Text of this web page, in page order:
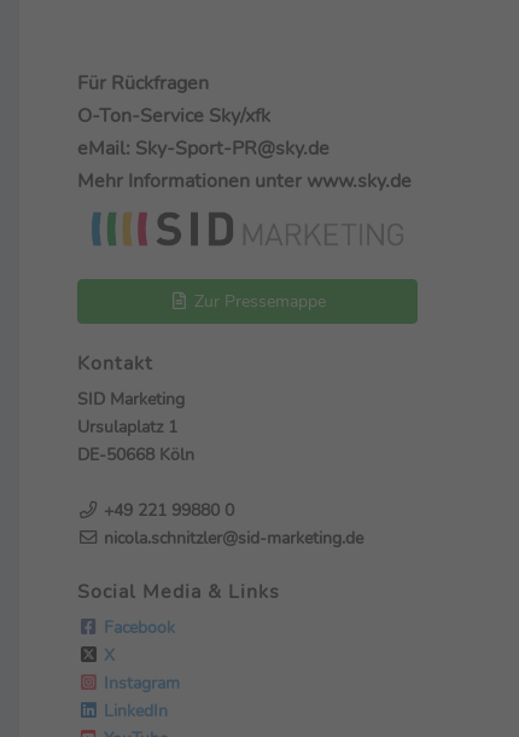
Für Rückfragen
O-Ton-Service Sky/xfk
eMail: Sky-Sport-PR@sky.de
Mehr Informationen unter www.sky.de
Zur Pressemappe
Kontakt
SID Marketing
Ursulaplatz 1
DE-50668 Köln
+49 221 99880 0
nicola.schnitzler@sid-marketing.de
Social Media & Links
Facebook
X
Instagram
LinkedIn